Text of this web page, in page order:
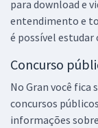
para download e
entendimento e
é possível estudar
Concurso
No Gran você fica
concursos
informações